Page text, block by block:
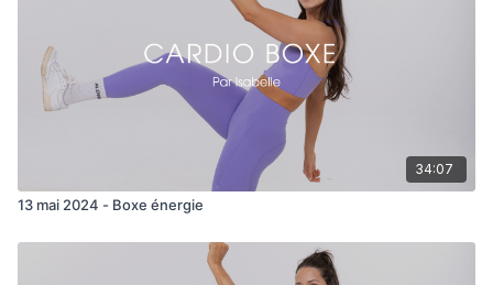
34:07
13 mai 2024 - Boxe énergie